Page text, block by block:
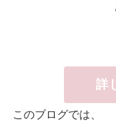
詳
このブログでは、